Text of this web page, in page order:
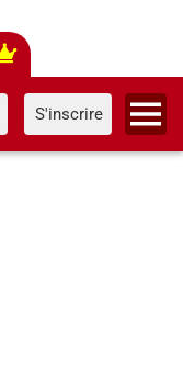
S'inscrire